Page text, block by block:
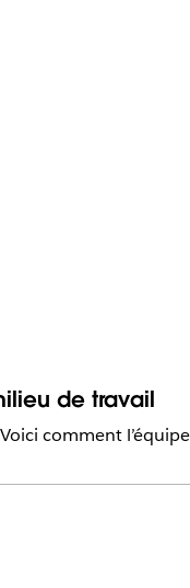
de travail
comment